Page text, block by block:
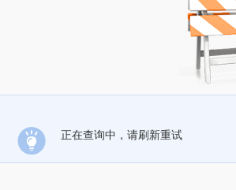
正在查询中，请刷新重试